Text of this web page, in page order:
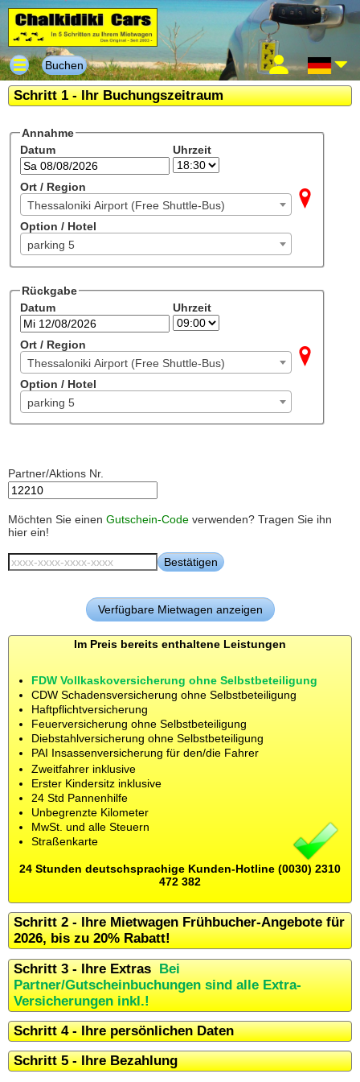
Buchen
Schritt 1 - Ihr Buchungszeitraum
Annahme
Datum
Uhrzeit
Ort / Region
Thessaloniki Airport (Free Shuttle-Bus)
Option / Hotel
parking 5
Rückgabe
Datum
Uhrzeit
Ort / Region
Thessaloniki Airport (Free Shuttle-Bus)
Option / Hotel
parking 5
Partner/Aktions Nr.
Möchten Sie einen Gutschein-Code verwenden? Tragen Sie ihn
hier ein!
Im Preis bereits enthaltene Leistungen
FDW Vollkaskoversicherung ohne Selbstbeteiligung
CDW Schadensversicherung ohne Selbstbeteiligung
Haftpflichtversicherung
Feuerversicherung ohne Selbstbeteiligung
Diebstahlversicherung ohne Selbstbeteiligung
PAI Insassenversicherung für den/die Fahrer
Zweitfahrer inklusive
Erster Kindersitz inklusive
24 Std Pannenhilfe
Unbegrenzte Kilometer
MwSt. und alle Steuern
Straßenkarte
24 Stunden deutschsprachige Kunden-Hotline (0030) 2310
472 382
Schritt 2 - Ihre Mietwagen Frühbucher-Angebote für
2026, bis zu 20% Rabatt!
Schritt 3 - Ihre Extras Bei
Partner/Gutscheinbuchungen sind alle Extra-
Versicherungen inkl.!
Schritt 4 - Ihre persönlichen Daten
Schritt 5 - Ihre Bezahlung